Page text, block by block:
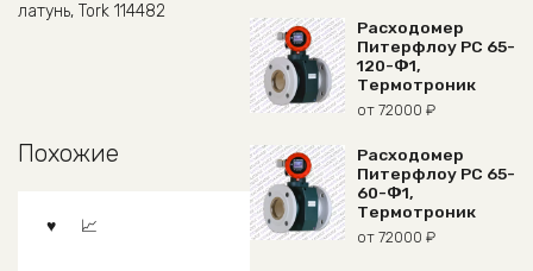
латунь, Tork 114482
Похожие
Расходомер
Питерфлоу РС 65-
120-Ф1,
Термотроник
от 72000 ₽
Расходомер
Питерфлоу РС 65-
60-Ф1,
Термотроник
от 72000 ₽